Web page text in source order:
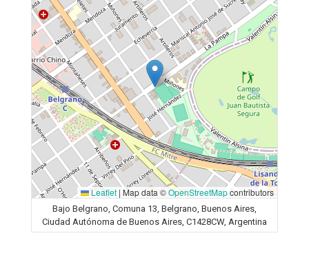
Leaflet | Map data ©OpenStreetMapcontributors
Bajo Belgrano, Comuna 13, Belgrano, Buenos Aires,
Ciudad Autónoma de Buenos Aires, C1428CW, Argentina